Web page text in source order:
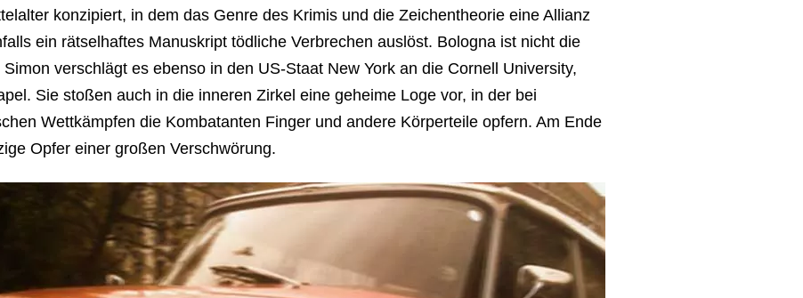
konzipiert, in dem das Genre des Krimis und die Zeichentheorie eine Allianz
ein rätselhaftes Manuskript tödliche Verbrechen auslöst. Bologna ist nicht die
verschlägt es ebenso in den US-Staat New York an die Cornell University,
Sie stoßen auch in die inneren Zirkel eine geheime Loge vor, in der bei
Wettkämpfen die Kombatanten Finger und andere Körperteile opfern. Am Ende
Opfer einer großen Verschwörung.